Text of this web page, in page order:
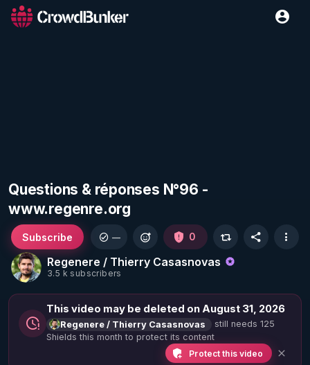
Questions & réponses N°96 -
www.regenre.org
Regenere / Thierry Casasnovas
3.5 k subscribers
Subscribe — 0
This video may be deleted on August 31, 2026
Regenere / Thierry Casasnovas
still needs 125
Shields this month to protect its content
Protect this video